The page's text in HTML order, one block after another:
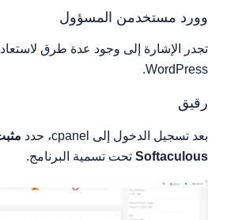
وورد مستخدمن المسؤول
تجدر الإشارة إلى وجود عدة طرق
WordPress.
رقيق
بعد تسجيل الدخول إلى cpanel، حدد
Softaculous تحت تسمية البرنامج.